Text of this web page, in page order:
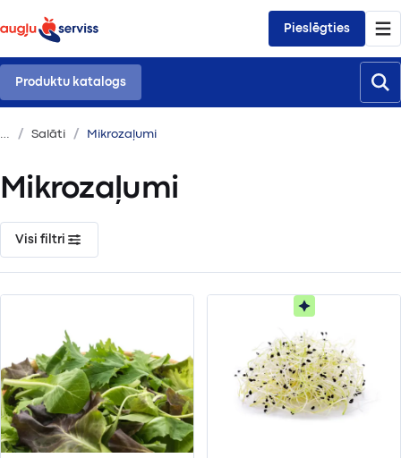
Pieslēgties
Produktu katalogs
Salāti Mikrozaļumi
Mikrozaļumi
Visi filtri